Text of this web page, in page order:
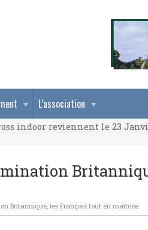
L’association
indoor reviennent le 23
indoor reviennent le 23
Britannique, les Français tout en maîtrise